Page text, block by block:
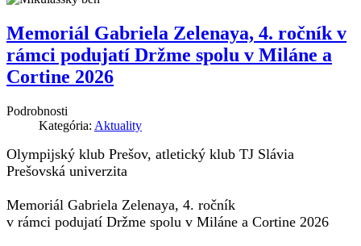
Memoriál Gabriela Zelenaya, 4. ročník v
rámci podujatí Držme spolu v Miláne a
Cortine 2026
Podrobnosti
Kategória: Aktuality
Olympijský klub Prešov, atletický klub TJ Slávia
Prešovská univerzita
Memoriál Gabriela Zelenaya, 4. ročník
v rámci podujatí Držme spolu v Miláne a Cortine 2026